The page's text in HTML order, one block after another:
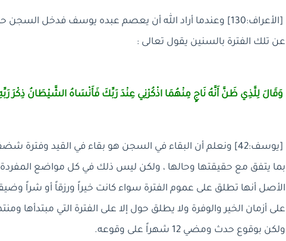
[الأعراف:130] وعندما أراد الله أن يعصم عبده يوسف فدخل
عن تلك الفترة بالسنين يقول تعالى :
وَقَالَ لِلَّذِي ظَنَّ أَنَّهُ نَاجٍ مِنْهُمَا اذْكُرْنِي عِنْدَ رَبِّكَ فَأَنْسَاهُ الشَّيْطَانُ
[يوسف:42] ونعلم أن البقاء في السجن هو بقاء في القيد
بما يتفق مع حقيقتها وحالها ، ولكن ليس ذلك في كل مواضع المفردة
الأصل أنها تطلق على عموم الفترة سواء كانت خيراً ورزقاً أو شراً
على أزمان الخير والوفرة ولا يطلق حول إلا على الفترة التي مبتدأها
ولكن بوقوع حدث ومضي 12 شهراً على وقوعه.